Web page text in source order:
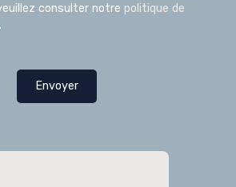
consulter notre politique de
.
Envoyer